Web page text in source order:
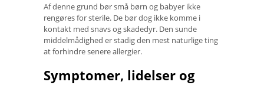
Af denne grund bør små børn og babyer ikke
rengøres for sterile. De bør dog ikke komme i
kontakt med snavs og skadedyr. Den sunde
middelmådighed er stadig den mest naturlige ting
at forhindre senere allergier.
Symptomer, lidelser og